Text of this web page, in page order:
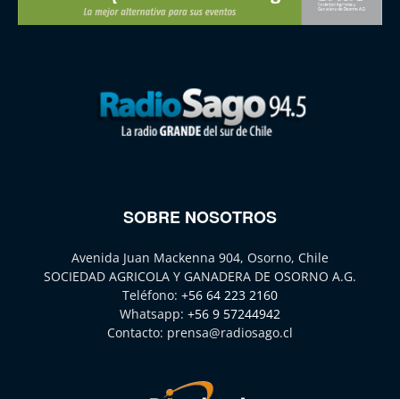
SOBRE NOSOTROS
Avenida Juan Mackenna 904, Osorno, Chile
SOCIEDAD AGRICOLA Y GANADERA DE OSORNO A.G.
Teléfono: +56 64 223 2160
Whatsapp: +56 9 57244942
Contacto: prensa@radiosago.cl